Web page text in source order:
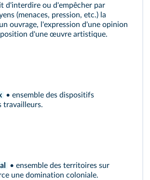
d'interdire ou d'empêcher par
(menaces, pression, etc.) la
ouvrage, l'expression d'une opinion
d'une œuvre artistique.
• ensemble des dispositifs
travailleurs.
• ensemble des territoires sur
une domination coloniale.